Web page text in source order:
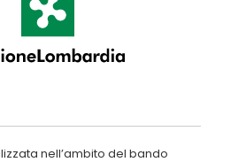
nell’ambito del bando